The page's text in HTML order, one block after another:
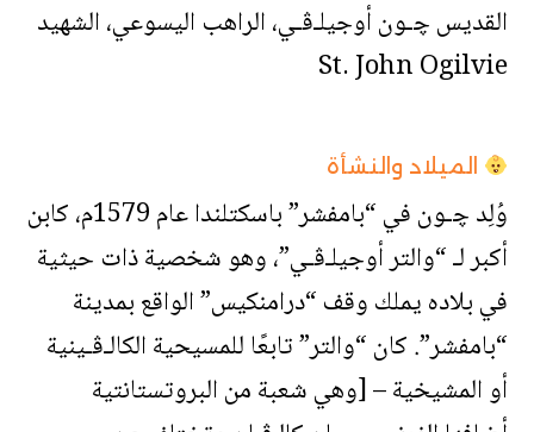
القديس ﭼـون أوجيلـﭬـي، الراهب اليسوعي، الشهيد
St. John Ogilvie
الميلاد والنشأة
وُلِد ﭼـون في “بامفشر” باسكتلندا عام 1579م، كابن
أكبر لـ “والتر أوجيلـﭬـي”، وهو شخصية ذات حيثية
في بلاده يملك وقف “درامنكيس” الواقع بمدينة
“بامفشر”. كان “والتر” تابعًا للمسيحية الكالـﭬـينية
أو المشيخية – [وهي شعبة من البروتستانتية